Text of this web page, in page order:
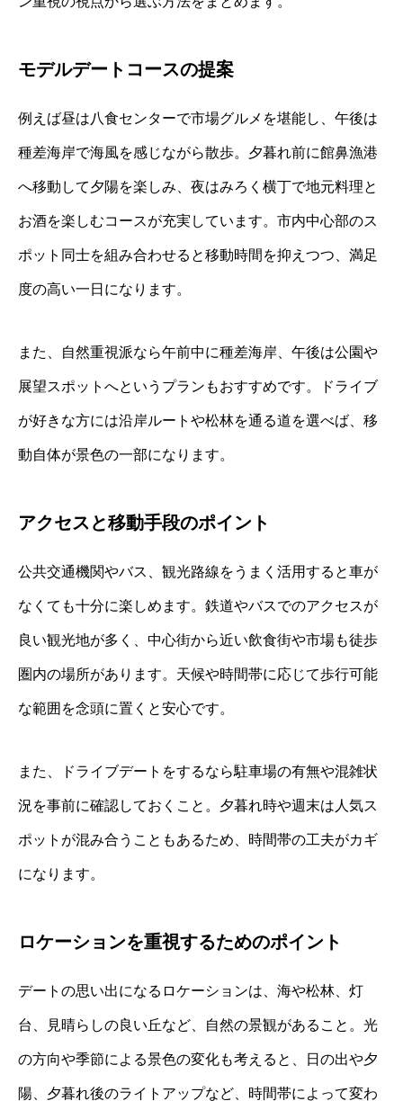
モデルデートコースの提案
例えば昼は八食センターで市場グルメを堪能し、午後は
種差海岸で海風を感じながら散歩。夕暮れ前に館鼻漁港
へ移動して夕陽を楽しみ、夜はみろく横丁で地元料理と
お酒を楽しむコースが充実しています。市内中心部のス
ポット同士を組み合わせると移動時間を抑えつつ、満足
度の高い一日になります。
また、自然重視派なら午前中に種差海岸、午後は公園や
展望スポットへというプランもおすすめです。ドライブ
が好きな方には沿岸ルートや松林を通る道を選べば、移
動自体が景色の一部になります。
アクセスと移動手段のポイント
公共交通機関やバス、観光路線をうまく活用すると車が
なくても十分に楽しめます。鉄道やバスでのアクセスが
良い観光地が多く、中心街から近い飲食街や市場も徒歩
圏内の場所があります。天候や時間帯に応じて歩行可能
な範囲を念頭に置くと安心です。
また、ドライブデートをするなら駐車場の有無や混雑状
況を事前に確認しておくこと。夕暮れ時や週末は人気ス
ポットが混み合うこともあるため、時間帯の工夫がカギ
になります。
ロケーションを重視するためのポイント
デートの思い出になるロケーションは、海や松林、灯
台、見晴らしの良い丘など、自然の景観があること。光
の方向や季節による景色の変化も考えると、日の出や夕
陽、夕暮れ後のライトアップなど、時間帯によって変わ